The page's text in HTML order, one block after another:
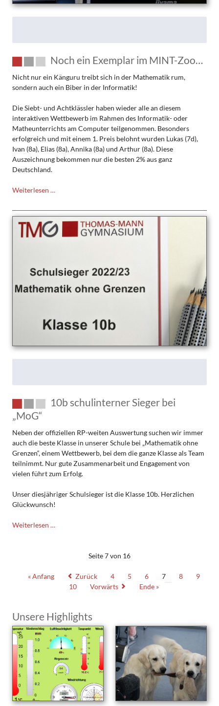
Noch ein Exemplar im MINT-Zoo…
Nicht nur ein Känguru treibt sich in der Mathematik rum,
sondern auch ein Biber in der Informatik!
Die Siebt- und Achtklässler haben wieder alle an diesem
interaktiven Wettbewerb im Rahmen des Informatik- oder
Matheunterrichts am Computer teilgenommen. Besonders
erfolgreich und mit einem 1. Preis belohnt wurden Lukas (7d),
Ivan (8a), Elias (8a), Annika (8a) und Arthur (8a). Diese
Auszeichnung bekommen nur die besten 2% aus ganz
Deutschland.
Weiterlesen …
Exemplar
im
MINT-
10b schulinterner Sieger bei
„MoG“
Neben der offiziellen RP-weiten Auswertung suchen wir immer
auch die beste Klasse in unserer Schule bei „Mathematik ohne
Grenzen“, einem Wettbewerb, bei dem die ganze Klasse als Team
teilnimmt. Nur gute Zusammenarbeit und Engagement von
vielen führt zum Erfolg.
Unser diesjähriger Schulsieger ist die Klasse 10b. Herzlichen
Glückwunsch!
Weiterlesen …
Seite 7 von 16
« Anfang Zurück 4 5 6 7 8
9
10
Vorwärts Ende »
Unsere Highlights